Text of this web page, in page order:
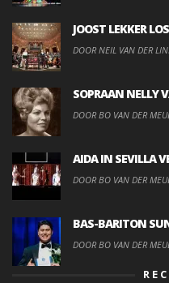
JOOST LEKKER
DOOR NEIL VAN DER
SOPRAAN NELLY
DOOR BO VAN DER
AIDA IN SEVILLA
DOOR BO VAN DER
BAS-BARITON
DOOR BO VAN DER